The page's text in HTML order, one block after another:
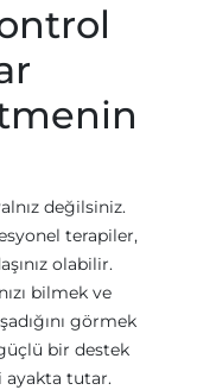
değilsiniz.
terapiler,
olabilir.
bilmek ve
görmek
bir destek
ayakta tutar.